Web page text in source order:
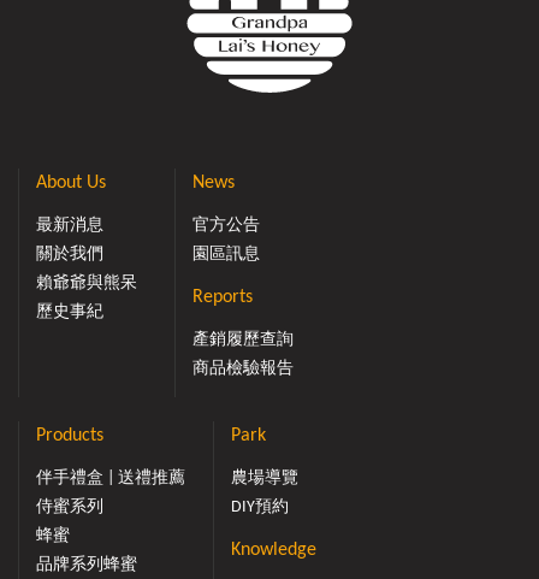
About Us
最新消息
關於我們
賴爺爺與熊呆
歷史事紀
News
官方公告
園區訊息
Reports
產銷履歷查詢
商品檢驗報告
Products
伴手禮盒 | 送禮推薦
侍蜜系列
蜂蜜
品牌系列蜂蜜
Park
農場導覽
DIY預約
Knowledge